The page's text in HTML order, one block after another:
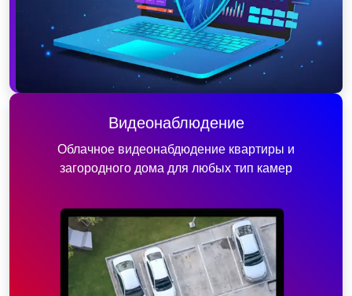
Видеонаблюдение
Облачное видеонабдюдение квартиры и
загородного дома для любых тип камер